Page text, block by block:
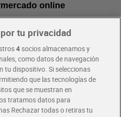
online
a 100€
tu privacidad
4socios almacenamos y
como datos de navegación
tu dispositivo. Si seleccionas
que las tecnologías de
que se muestran en
tratamos datos para
Rechazar todas o retiras tu